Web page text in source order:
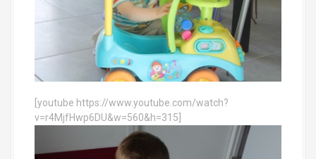
[youtube https://www.youtube.com/watch?
v=r4MjfHwp6DU&w=560&h=315]